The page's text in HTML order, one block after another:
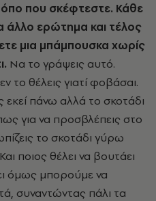
που σκέφτεστε. Κάθε
άλλο ερώτημα και τέλος
μια μπάμπουσκα χωρίς
Να το γράψεις αυτό.
το θέλεις γιατί φοβάσαι.
εκεί πάνω αλλά το σκοτάδι
για να προσβλέπεις στο
το σκοτάδι γύρω
ποιος θέλει να βουτάει
όμως μπορούμε να
συναντώντας πάλι τα